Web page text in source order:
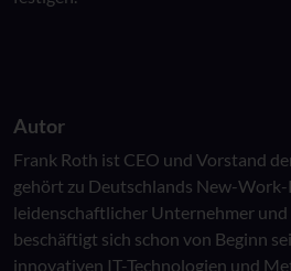
Autor
Frank Roth ist CEO und Vorstand
gehört zu Deutschlands New-Work-
leidenschaftlicher Unternehmer
beschäftigt sich schon von Beginn
innovativen IT-Technologien und